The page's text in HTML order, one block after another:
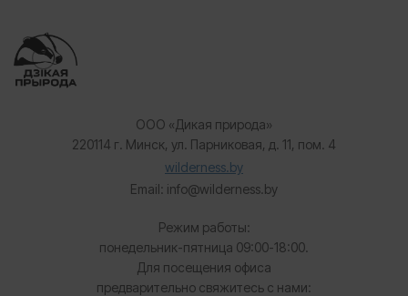
ООО «Дикая природа»
220114 г. Минск, ул. Парниковая, д. 11, пом. 4
wilderness.by
Email: info@wilderness.by
Режим работы:
понедельник-пятница 09:00-18:00.
Для посещения офиса
предварительно свяжитесь с нами: